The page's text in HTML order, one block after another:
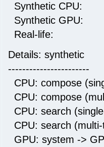
Synthetic
Synthetic
Real-life:
Details: synthetic
-----------------------
CPU: compose
CPU: compose
CPU: search
CPU: search
GPU: system ->